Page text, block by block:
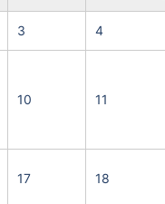
3 4
10 11
17 18